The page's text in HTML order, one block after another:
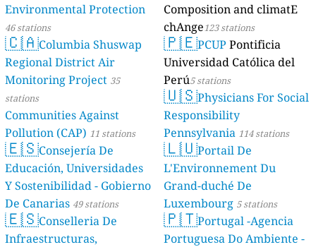
Environmental Protection
46 stations
🇨🇦Columbia Shuswap
Regional District Air
Monitoring Project 35
stations
Communities Against
Pollution (CAP) 11 stations
🇪🇸Consejería De
Educación, Universidades
Y Sostenibilidad - Gobierno
De Canarias 49 stations
🇪🇸Conselleria De
Infraestructuras,
Composition and climatE
chAnge123 stations
🇵🇪PCUP Pontificia
Universidad Católica del
Perú5 stations
🇺🇸Physicians For Social
Responsibility
Pennsylvania 114 stations
🇱🇺Portail De
L'Environnement Du
Grand-duché De
Luxembourg 5 stations
🇵🇹Portugal -Agencia
Portuguesa Do Ambiente -